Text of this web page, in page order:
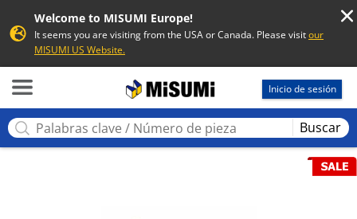
Welcome to MISUMI Europe!
It seems you are visiting from the USA or Canada. Please visitour
MISUMI US Website.
Inicio de sesión
Buscar